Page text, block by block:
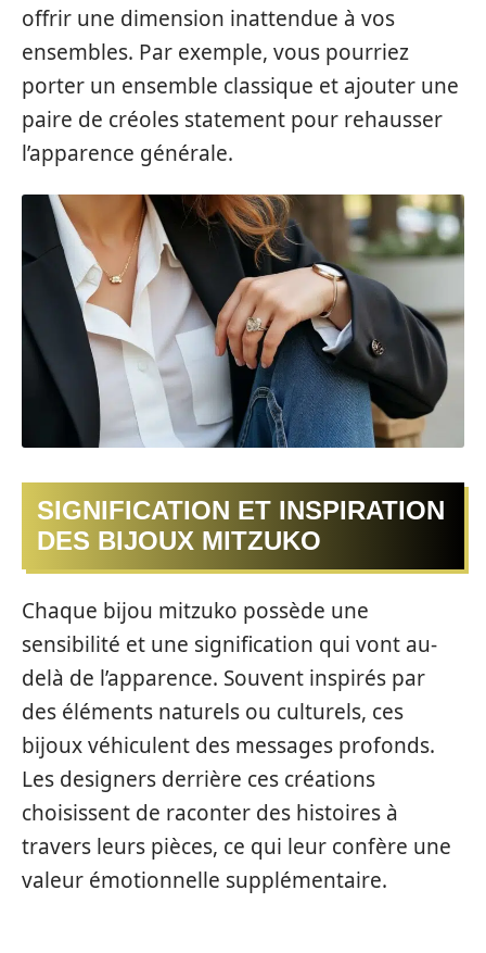
offrir une dimension inattendue à vos
ensembles. Par exemple, vous pourriez
porter un ensemble classique et ajouter une
paire de créoles statement pour rehausser
l’apparence générale.
SIGNIFICATION ET INSPIRATION
DES BIJOUX MITZUKO
Chaque bijou mitzuko possède une
sensibilité et une signification qui vont au-
delà de l’apparence. Souvent inspirés par
des éléments naturels ou culturels, ces
bijoux véhiculent des messages profonds.
Les designers derrière ces créations
choisissent de raconter des histoires à
travers leurs pièces, ce qui leur confère une
valeur émotionnelle supplémentaire.